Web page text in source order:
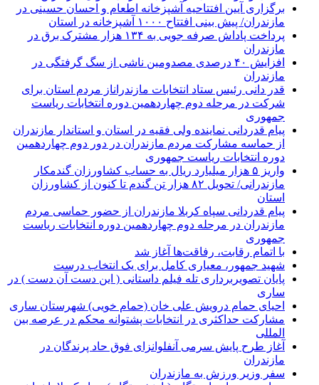
برگزاری آیین افتتاحیه آشپزخانه اطعام و احسان حسینی در
مازندران/ پیش بینی افتتاح ۱۰۰۰ آشپزخانه در استان
پرداخت پاداش صرفه جویی به ۱۳۴ هزار مشترک برق در
مازندران
افزایش ۴۰ درصدی مصدومین ناشی از سگ گرفتگی در
مازندران
قدر دانی رئیس ستاد انتخابات مازندراناز مردم استان برای
شرکت در مرحله دوم چهاردهمین دوره انتخابات ریاست
جمهوری
پیام قدردانی نماینده ولی فقیه در استان و استاندار مازندران
از حماسه مشارکت مردم مازندران در دور دوم چهاردهمین
دوره انتخابات ریاست جمهوری
واریز ۵ هزار میلیارد ریال به حساب کشاورزان گندمکار
مازندرانی/ تحویل ۸۲ هزار تن گندم تا کنون از کشاورزان
استان
پیام قدردانی سپاه کربلا مازندران از حضور حماسی مردم
مازندران در مرحله دوم چهاردهمین دوره انتخابات ریاست
جمهوری
با اتمام رقابت، رفاقت‌ها آغاز شد
شهید جمهور، معیاری کامل برای یک انتخاب درست
پایان تصویربرداری تله فیلم داستانی ( این دست آن دست ) در
ساری
احیای حمام درویش علی خان (حمام خویی) شهرستان ساری
مشارکت حداکثری در انتخابات پشتوانه محکم در عرصه بین
المللی
آغاز طرح پایش سرمی آنفلوانزای فوق حاد پرندگان در
مازندران
سفر وزیر ورزش به مازندران